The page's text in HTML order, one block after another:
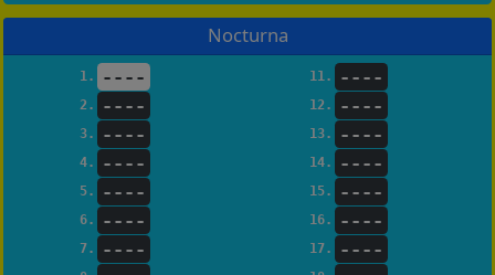
Nocturna
1. ---- 11. ----
2. ---- 12. ----
3. ---- 13. ----
4. ---- 14. ----
5. ---- 15. ----
6. ---- 16. ----
7. ---- 17. ----